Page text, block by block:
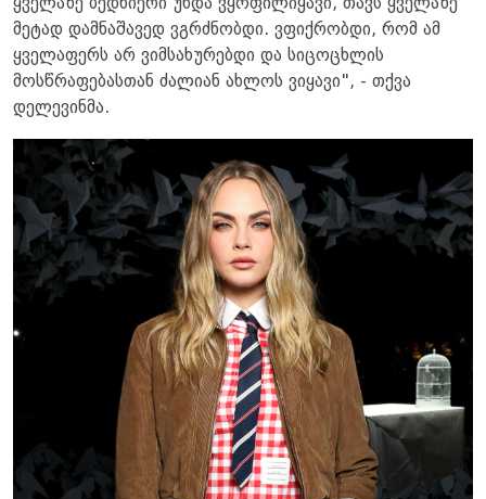
ყველაზე ბედნიერი უნდა ვყოფილიყავი, თავს ყველაზე
მეტად დამნაშავედ ვგრძნობდი. ვფიქრობდი, რომ ამ
ყველაფერს არ ვიმსახურებდი და სიცოცხლის
მოსწრაფებასთან ძალიან ახლოს ვიყავი", - თქვა
დელევინმა.